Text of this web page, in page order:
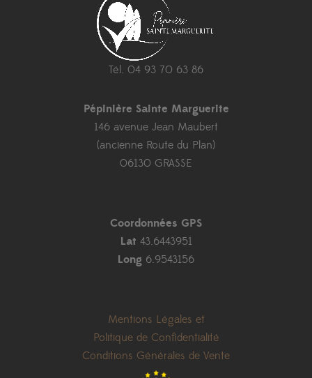
Tél. 04 93 70 63 86
Pépinière Sainte Marguerite
146 avenue Jean Maubert
(ancienne Route du Plan)
06130 GRASSE
Coordonnées GPS
Lat 43.6443951
Long 6.9543156
Mentions Légales et
Politique de Confidentialité
Conditions Générales de Vente